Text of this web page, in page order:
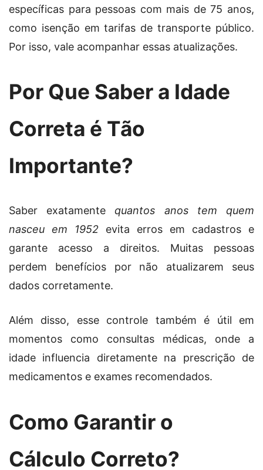
específicas para pessoas com mais de 75 anos,
como isenção em tarifas de transporte público.
Por isso, vale acompanhar essas atualizações.
Por Que Saber a Idade
Correta é Tão
Importante?
Saber exatamentequantos anos tem quem
nasceu em 1952 evita erros em cadastros e
garante acesso a direitos. Muitas pessoas
perdem benefícios por não atualizarem seus
dados corretamente.
Além disso, esse controle também é útil em
momentos como consultas médicas, onde a
idade influencia diretamente na prescrição de
medicamentos e exames recomendados.
Como Garantir o
Cálculo Correto?